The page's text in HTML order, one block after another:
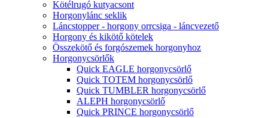
Kötélrugó kutyacsont
Horgonylánc seklik
Láncstopper - horgony orrcsiga - láncvezető
Horgony és kikötő kötelek
Összekötő és forgószemek horgonyhoz
Horgonycsörlők
Quick EAGLE horgonycsörlő
Quick TOTEM horgonycsörlő
Quick TUMBLER horgonycsörlő
ALEPH horgonycsörlő
Quick PRINCE horgonycsörlő